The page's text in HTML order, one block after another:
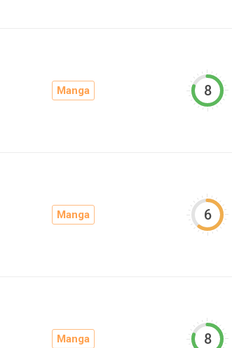
Manga 8
Manga 6
Manga 8